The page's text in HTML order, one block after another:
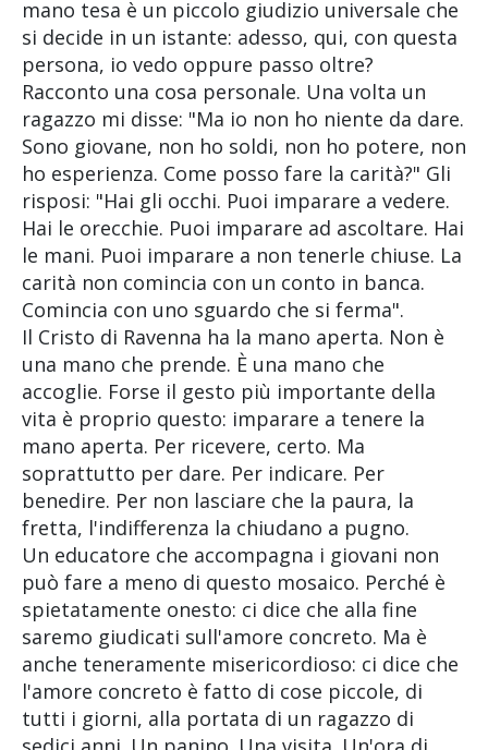
mano tesa è un piccolo giudizio universale che
si decide in un istante: adesso, qui, con questa
persona, io vedo oppure passo oltre?
Racconto una cosa personale. Una volta un
ragazzo mi disse: "Ma io non ho niente da dare.
Sono giovane, non ho soldi, non ho potere, non
ho esperienza. Come posso fare la carità?" Gli
risposi: "Hai gli occhi. Puoi imparare a vedere.
Hai le orecchie. Puoi imparare ad ascoltare. Hai
le mani. Puoi imparare a non tenerle chiuse. La
carità non comincia con un conto in banca.
Comincia con uno sguardo che si ferma".
Il Cristo di Ravenna ha la mano aperta. Non è
una mano che prende. È una mano che
accoglie. Forse il gesto più importante della
vita è proprio questo: imparare a tenere la
mano aperta. Per ricevere, certo. Ma
soprattutto per dare. Per indicare. Per
benedire. Per non lasciare che la paura, la
fretta, l'indifferenza la chiudano a pugno.
Un educatore che accompagna i giovani non
può fare a meno di questo mosaico. Perché è
spietatamente onesto: ci dice che alla fine
saremo giudicati sull'amore concreto. Ma è
anche teneramente misericordioso: ci dice che
l'amore concreto è fatto di cose piccole, di
tutti i giorni, alla portata di un ragazzo di